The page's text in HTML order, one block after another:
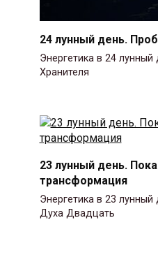
24 лунный день.
Энергетика в 24
Хранителя
23 лунный день.
трансформация
Энергетика в 23
Духа Двадцать